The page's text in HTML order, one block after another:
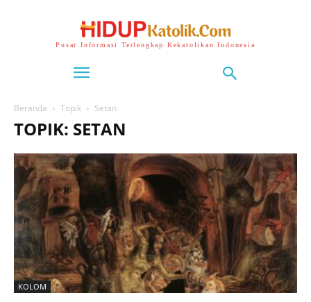
Pusat Informasi Terlengkap Kekatolikan Indonesia
Beranda Topik Setan
TOPIK: SETAN
KOLOM